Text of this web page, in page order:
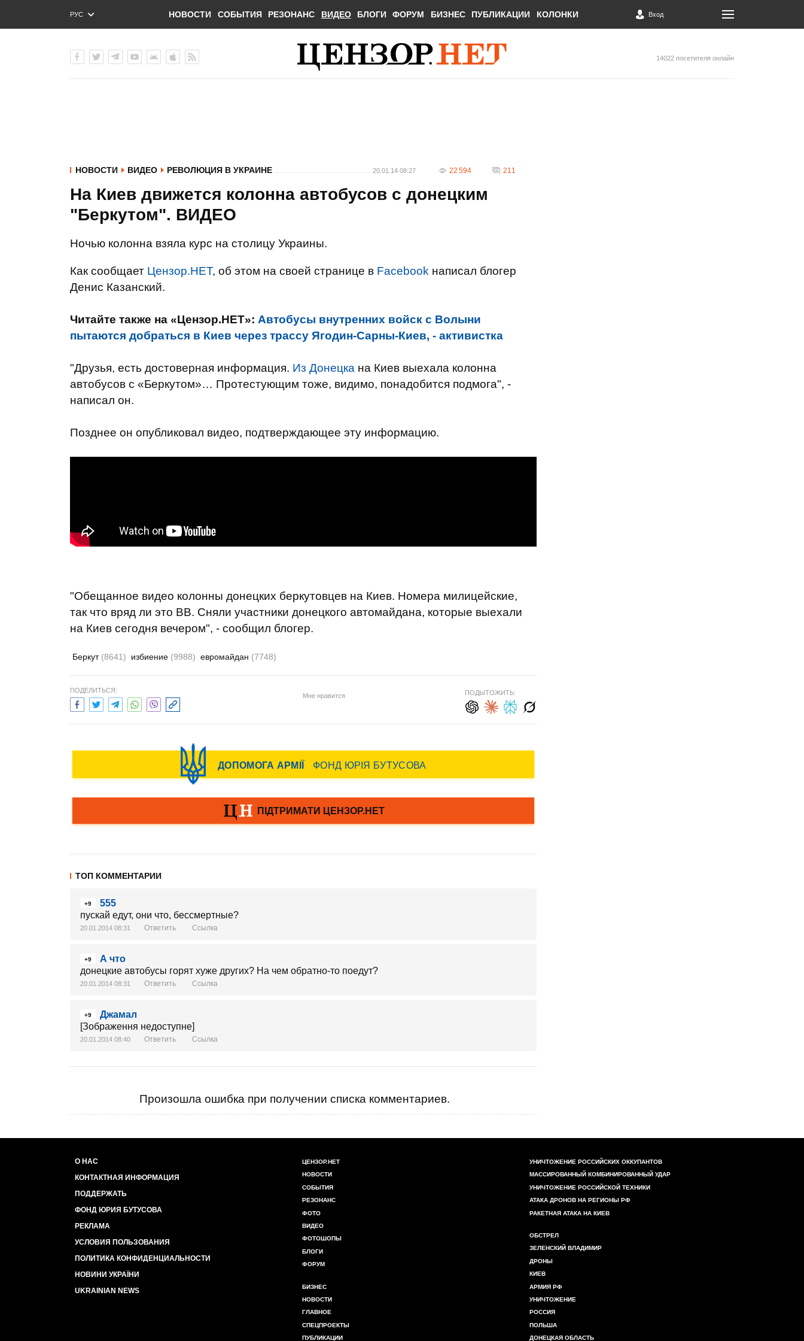
РУС
ENG
НОВОСТИ СОБЫТИЯ РЕЗОНАНС ВИДЕО БЛОГИ ФОРУМ БИЗНЕС ПУБЛИКАЦИИ КОЛОНКИ Вход
14022 посетителя онлайн
НОВОСТИ ВИДЕО РЕВОЛЮЦИЯ В УКРАИНЕ 20.01.14 08:27 22 594 211
На Киев движется колонна автобусов с донецким
"Беркутом". ВИДЕО
Ночью колонна взяла курс на столицу Украины.
Как сообщает Цензор.НЕТ, об этом на своей странице в Facebook написал блогер
Денис Казанский.
Читайте также на «Цензор.НЕТ»: Автобусы внутренних войск с Волыни
пытаются добраться в Киев через трассу Ягодин-Сарны-Киев, - активистка
"Друзья, есть достоверная информация. Из Донецка на Киев выехала колонна
автобусов с «Беркутом»… Протестующим тоже, видимо, понадобится подмога", -
написал он.
Позднее он опубликовал видео, подтверждающее эту информацию.
"Обещанное видео колонны донецких беркутовцев на Киев. Номера милицейские,
так что вряд ли это ВВ. Сняли участники донецкого автомайдана, которые выехали
на Киев сегодня вечером", - сообщил блогер.
Беркут (8641) избиение (9988) евромайдан (7748)
ПОДЕЛИТЬСЯ:
Мне нравится ПОДЫТОЖИТЬ:
ТОП КОММЕНТАРИИ
+9
555
пускай едут, они что, бессмертные?
20.01.2014 08:31 Ответить Ссылка
+9
А что
донецкие автобусы горят хуже других? На чем обратно-то поедут?
20.01.2014 08:31 Ответить Ссылка
+9
Джамал
[Зображення недоступне]
20.01.2014 08:40 Ответить Ссылка
Произошла ошибка при получении списка комментариев.
О НАС
КОНТАКТНАЯ ИНФОРМАЦИЯ
ПОДДЕРЖАТЬ
ФОНД ЮРИЯ БУТУСОВА
РЕКЛАМА
УСЛОВИЯ ПОЛЬЗОВАНИЯ
ПОЛИТИКА КОНФИДЕНЦИАЛЬНОСТИ
НОВИНИ УКРАЇНИ
UKRAINIAN NEWS
ЦЕНЗОР.НЕТ
НОВОСТИ
СОБЫТИЯ
РЕЗОНАНС
ФОТО
ВИДЕО
ФОТОШОПЫ
БЛОГИ
ФОРУМ
БИЗНЕС
НОВОСТИ
ГЛАВНОЕ
СПЕЦПРОЕКТЫ
ПУБЛИКАЦИИ
УНИЧТОЖЕНИЕ РОССИЙСКИХ ОККУПАНТОВ
МАССИРОВАННЫЙ КОМБИНИРОВАННЫЙ УДАР
УНИЧТОЖЕНИЕ РОССИЙСКОЙ ТЕХНИКИ
АТАКА ДРОНОВ НА РЕГИОНЫ РФ
РАКЕТНАЯ АТАКА НА КИЕВ
ОБСТРЕЛ
ЗЕЛЕНСКИЙ ВЛАДИМИР
ДРОНЫ
КИЕВ
АРМИЯ РФ
УНИЧТОЖЕНИЕ
РОССИЯ
ПОЛЬША
ДОНЕЦКАЯ ОБЛАСТЬ